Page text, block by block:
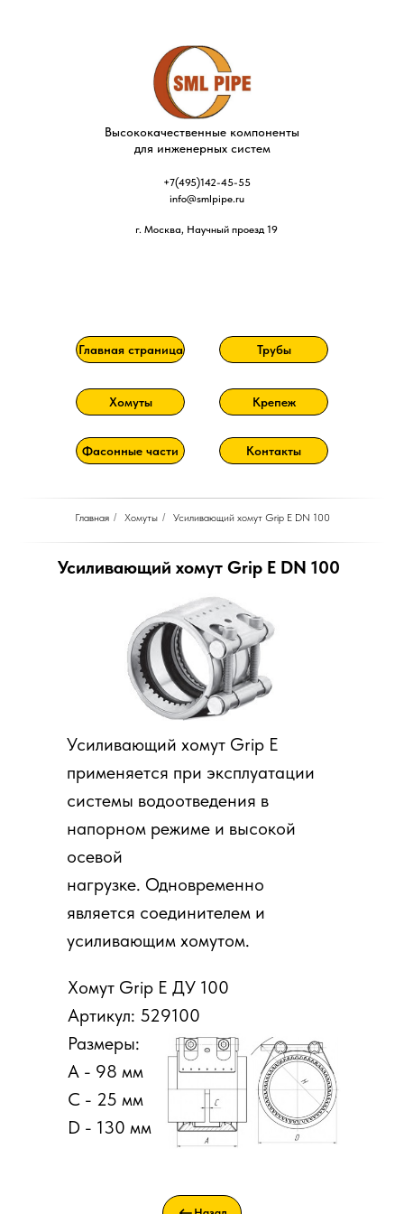
Высококачественные компоненты
для инженерных систем
+7(495)142-45-55
info@smlpipe.ru
г. Москва, Научный проезд 19
Главная страница
Контакты
Фасонные части
Трубы
Хомуты Крепеж
Главная / Хомуты / Усиливающий хомут Grip E DN 100
Усиливающий хомут Grip E DN 100
Усиливающий хомут Grip E
применяется при эксплуатации
системы водоотведения в
напорном режиме и высокой
осевой
нагрузке. Одновременно
является соединителем и
усиливающим хомутом.
Хомут Grip E ДУ 100
Артикул: 529100
Размеры:
A - 98 мм
C - 25 мм
D - 130 мм